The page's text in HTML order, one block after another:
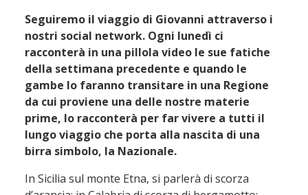
Seguiremo il viaggio di Giovanni attraverso i
nostri social network. Ogni lunedì ci
racconterà in una pillola video le sue fatiche
della settimana precedente e quando le
gambe lo faranno transitare in una Regione
da cui proviene una delle nostre materie
prime, lo racconterà per far vivere a tutti il
lungo viaggio che porta alla nascita di una
birra simbolo, la Nazionale.
In Sicilia sul monte Etna, si parlerà di scorza